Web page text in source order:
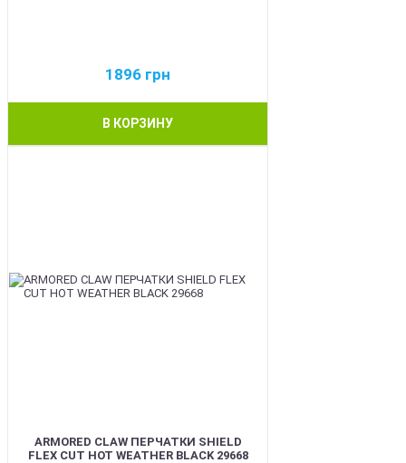
1896 грн
В КОРЗИНУ
ARMORED CLAW ПЕРЧАТКИ SHIELD
FLEX CUT HOT WEATHER BLACK 29668